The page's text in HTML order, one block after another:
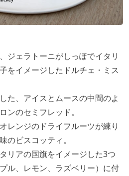
ジェラトーニがしっぽでイタリ
をイメージしたドルチェ・ミス
た、アイスとムースの中間のよ
ンのセミフレッド。
レンジのドライフルーツが練り
のビスコッティ。
リアの国旗をイメージした3つ
ル、レモン、ラズベリー）に付